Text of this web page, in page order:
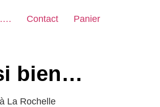
…. Contact Panier
bien…
La Rochelle